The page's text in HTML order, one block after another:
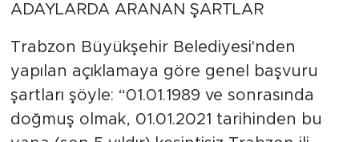
ADAYLARDA ARANAN ŞARTLAR
Trabzon Büyükşehir Belediyesi'nden
yapılan açıklamaya göre genel başvuru
şartları şöyle: “01.01.1989 ve sonrasında
doğmuş olmak, 01.01.2021 tarihinden bu